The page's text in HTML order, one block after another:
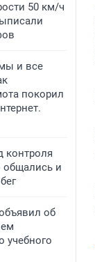
50 км/ч
и все
покорил
контроля
и
об
учебного